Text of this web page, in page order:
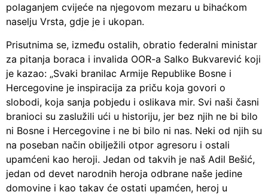
polaganjem cvijeće na njegovom mezaru u bihaćkom
naselju Vrsta, gdje je i ukopan.
Prisutnima se, između ostalih, obratio federalni ministar
za pitanja boraca i invalida OOR-a Salko Bukvarević koji
je kazao: „Svaki branilac Armije Republike Bosne i
Hercegovine je inspiracija za priču koja govori o
slobodi, koja sanja pobjedu i oslikava mir. Svi naši časni
branioci su zaslužili ući u historiju, jer bez njih ne bi bilo
ni Bosne i Hercegovine i ne bi bilo ni nas. Neki od njih su
na poseban način obilježili otpor agresoru i ostali
upamćeni kao heroji. Jedan od takvih je naš Adil Bešić,
jedan od devet narodnih heroja odbrane naše jedine
domovine i kao takav će ostati upamćen, heroj u